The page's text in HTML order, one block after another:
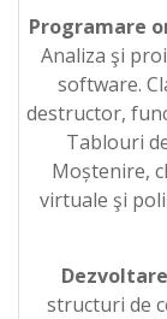
Programare
Analiza şi
software.
destructor,
Tablouri
Moștenire,
virtuale şi
structuri de